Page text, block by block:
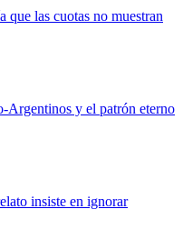
que las cuotas no muestran
Argentinos y el patrón eterno
insiste en ignorar